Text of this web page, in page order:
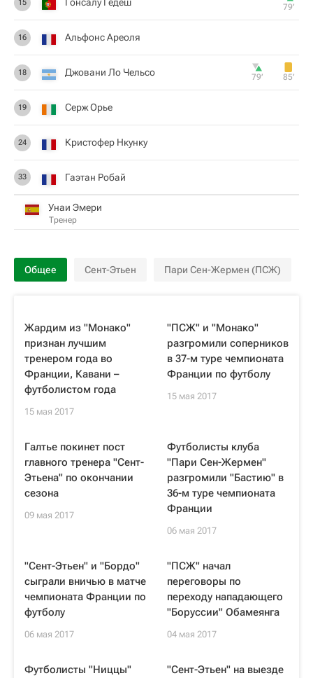
15 79‎’‎
16 Альфонс Ареоля
18 Джовани Ло Чельсо 79‎’‎ 85‎’‎
19 Серж Орье
24 Кристофер Нкунку
33 Гаэтан Робай
Унаи Эмери
Тренер
Общее Сент-Этьен Пари Сен-Жермен (ПСЖ)
Жардим из "Монако"
признан лучшим
тренером года во
Франции, Кавани –
футболистом года
15 мая 2017
"ПСЖ" и "Монако"
разгромили соперников
в 37-м туре чемпионата
Франции по футболу
15 мая 2017
Галтье покинет пост
главного тренера "Сент-
Этьена" по окончании
сезона
09 мая 2017
Футболисты клуба
"Пари Сен-Жермен"
разгромили "Бастию" в
36-м туре чемпионата
Франции
06 мая 2017
"Сент-Этьен" и "Бордо"
сыграли вничью в матче
чемпионата Франции по
футболу
06 мая 2017
"ПСЖ" начал
переговоры по
переходу нападающего
"Боруссии" Обамеянга
04 мая 2017
Футболисты "Ниццы"
"Сент-Этьен" на выезде